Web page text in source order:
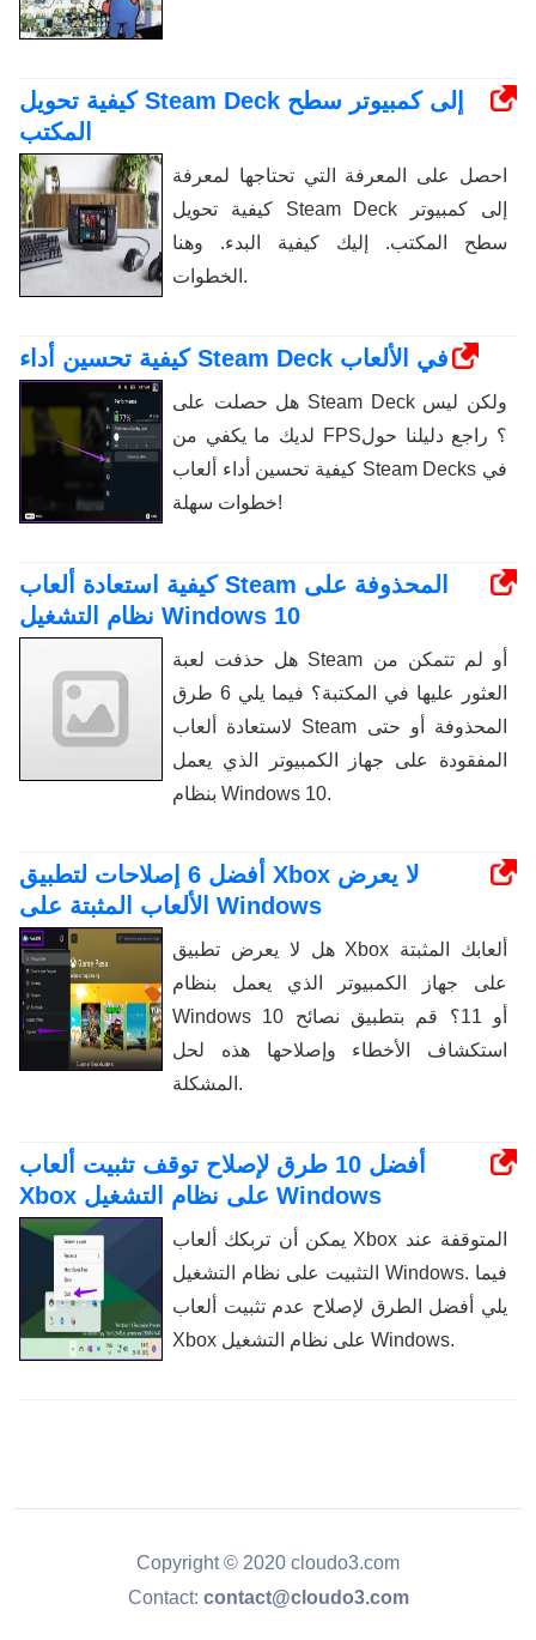
كيفية تحويل Steam Deck إلى كمبيوتر سطح
المكتب
احصل على المعرفة التي تحتاجها لمعرفة
كيفية تحويل Steam Deck إلى كمبيوتر
سطح المكتب. إليك كيفية البدء. وهنا
الخطوات.
كيفية تحسين أداء Steam Deck في الألعاب
هل حصلت على Steam Deck ولكن ليس
لديك ما يكفي من FPS؟ راجع دليلنا حول
كيفية تحسين أداء ألعاب Steam Decks في
خطوات سهلة!
كيفية استعادة ألعاب Steam المحذوفة على
نظام التشغيل Windows 10
هل حذفت لعبة Steam أو لم تتمكن من
العثور عليها في المكتبة؟ فيما يلي 6 طرق
لاستعادة ألعاب Steam المحذوفة أو حتى
المفقودة على جهاز الكمبيوتر الذي يعمل
بنظام Windows 10.
أفضل 6 إصلاحات لتطبيق Xbox لا يعرض
الألعاب المثبتة على Windows
هل لا يعرض تطبيق Xbox ألعابك المثبتة
على جهاز الكمبيوتر الذي يعمل بنظام
Windows 10 أو 11؟ قم بتطبيق نصائح
استكشاف الأخطاء وإصلاحها هذه لحل
المشكلة.
أفضل 10 طرق لإصلاح توقف تثبيت ألعاب
Xbox على نظام التشغيل Windows
يمكن أن تربكك ألعاب Xbox المتوقفة عند
التثبيت على نظام التشغيل Windows. فيما
يلي أفضل الطرق لإصلاح عدم تثبيت ألعاب
Xbox على نظام التشغيل Windows.
Copyright © 2020 cloudo3.com
Contact: contact@cloudo3.com